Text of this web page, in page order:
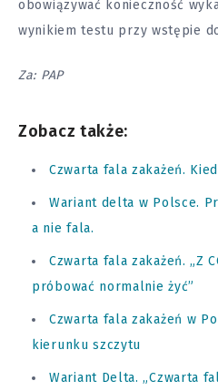
obowiązywać konieczność
wynikiem testu przy wstępie
Za: PAP
Zobacz także:
Czwarta fala zakażeń.
Wariant delta w Polsce.
a nie fala.
Czwarta fala zakażeń. „Z
próbować normalnie żyć”
Czwarta fala zakażeń w
kierunku szczytu
Wariant Delta. „Czwarta